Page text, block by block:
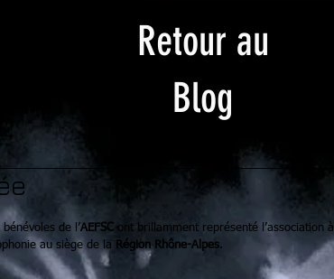
Retour au
Blog
de l’AEFSC ont brillamment représenté l’association
au siège de la
Région Rhône-Alpes.